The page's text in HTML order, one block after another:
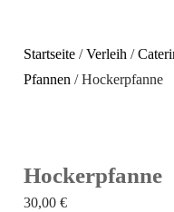
Startseite /Verleih /
Pfannen / Hockerpfanne
Hockerpfanne
30,00€